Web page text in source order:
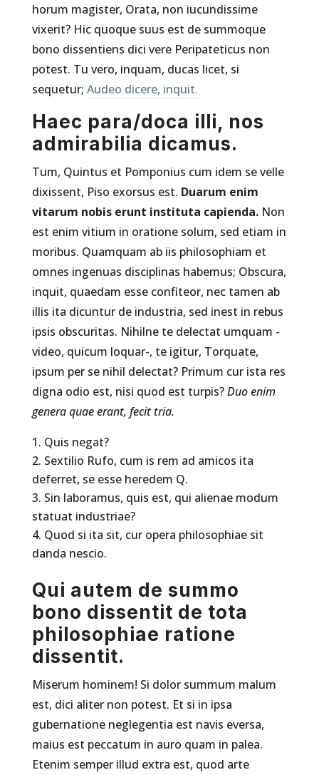
horum magister, Orata, non iucundissime
vixerit? Hic quoque suus est de summoque
bono dissentiens dici vere Peripateticus non
potest. Tu vero, inquam, ducas licet, si
sequetur; Audeo dicere, inquit.
Haec para/doca illi, nos
admirabilia dicamus.
Tum, Quintus et Pomponius cum idem se velle
dixissent, Piso exorsus est. Duarum enim
vitarum nobis erunt instituta capienda.Non
est enim vitium in oratione solum, sed etiam in
moribus. Quamquam ab iis philosophiam et
omnes ingenuas disciplinas habemus; Obscura,
inquit, quaedam esse confiteor, nec tamen ab
illis ita dicuntur de industria, sed inest in rebus
ipsis obscuritas. Nihilne te delectat umquam -
video, quicum loquar-, te igitur, Torquate,
ipsum per se nihil delectat? Primum cur ista res
digna odio est, nisi quod est turpis?Duo enim
genera quae erant, fecit tria.
Quis negat?
Sextilio Rufo, cum is rem ad amicos ita
deferret, se esse heredem Q.
Sin laboramus, quis est, qui alienae modum
statuat industriae?
Quod si ita sit, cur opera philosophiae sit
danda nescio.
Qui autem de summo
bono dissentit de tota
philosophiae ratione
dissentit.
Miserum hominem! Si dolor summum malum
est, dici aliter non potest. Et si in ipsa
gubernatione neglegentia est navis eversa,
maius est peccatum in auro quam in palea.
Etenim semper illud extra est, quod arte